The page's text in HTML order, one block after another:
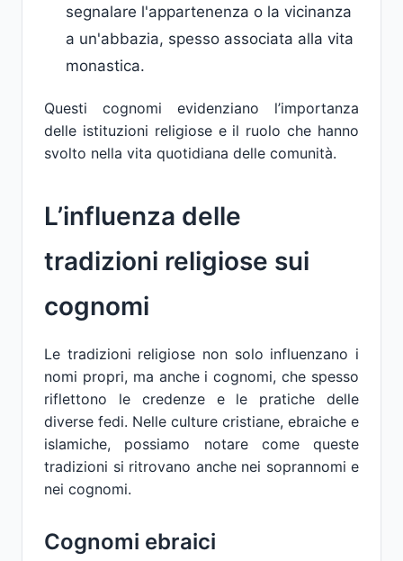
segnalare l'appartenenza o la vicinanza
a un'abbazia, spesso associata alla vita
monastica.
Questi cognomi evidenziano l’importanza
delle istituzioni religiose e il ruolo che hanno
svolto nella vita quotidiana delle comunità.
L’influenza delle
tradizioni religiose sui
cognomi
Le tradizioni religiose non solo influenzano i
nomi propri, ma anche i cognomi, che spesso
riflettono le credenze e le pratiche delle
diverse fedi. Nelle culture cristiane, ebraiche e
islamiche, possiamo notare come queste
tradizioni si ritrovano anche nei soprannomi e
nei cognomi.
Cognomi ebraici